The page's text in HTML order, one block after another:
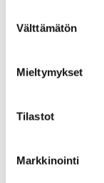
valinta
Välttämätön
Mieltymykset
Tilastot
Markkinointi